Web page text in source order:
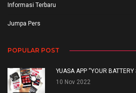
Informasi Terbaru
Jumpa Pers
POPULAR POST
YUASA APP “YOUR BATTERY
10 Nov 2022